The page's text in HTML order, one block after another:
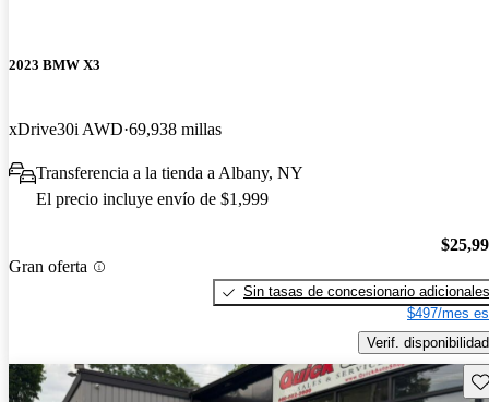
2023 BMW X3
xDrive30i AWD 69,938 millas
Transferencia a la tienda a Albany, NY
El precio incluye envío de $1,999
Gran oferta
Sin tasas de concesionario adicionales
$497/mes
Verif. disponibilidad